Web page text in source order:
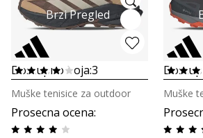
Brzi Pregled
Dostupno boja:3
Prosecna ocena:
Muške tenisice za outdoor Muške